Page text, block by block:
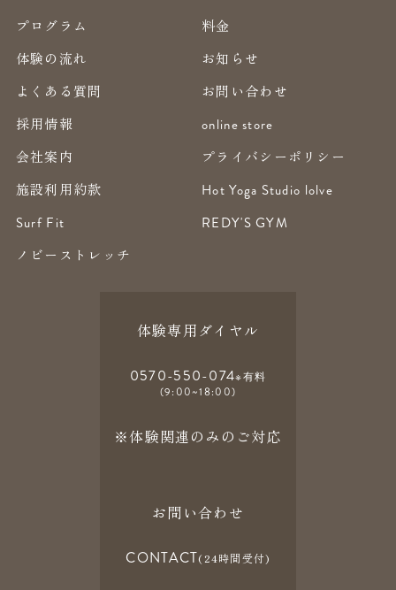
プログラム
料金
体験の流れ
お知らせ
よくある質問
お問い合わせ
採用情報
online store
会社案内
プライバシーポリシー
施設利用約款
Hot Yoga Studio lolve
Surf Fit
REDY'S GYM
ノビーストレッチ
体験専用ダイヤル
0570-550-074※有料
(9:00~18:00)
※体験関連のみのご対応
お問い合わせ
CONTACT(24時間受付)